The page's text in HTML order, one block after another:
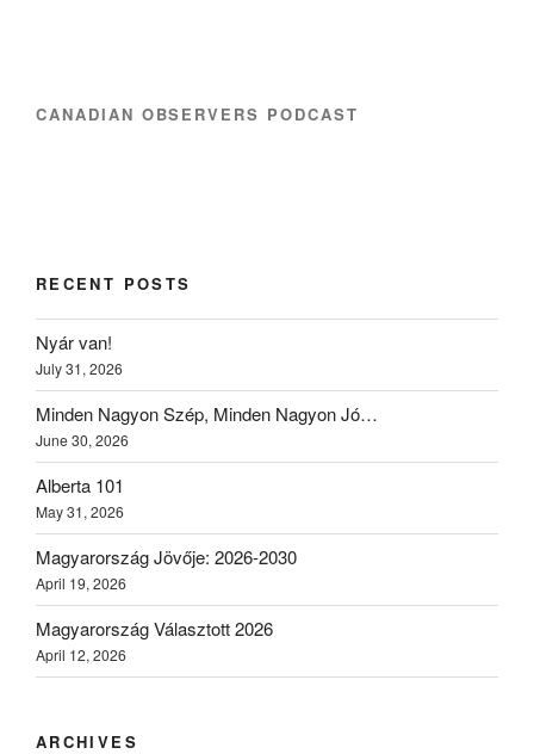
CANADIAN OBSERVERS PODCAST
RECENT POSTS
Nyár van!
July 31, 2026
Minden Nagyon Szép, Minden Nagyon Jó…
June 30, 2026
Alberta 101
May 31, 2026
Magyarország Jövője: 2026-2030
April 19, 2026
Magyarország Választott 2026
April 12, 2026
ARCHIVES